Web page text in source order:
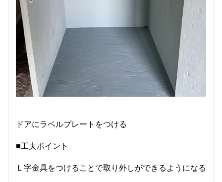
ドアにラベルプレートをつける
■工夫ポイント
Ｌ字金具をつけることで取り外しができるようになる